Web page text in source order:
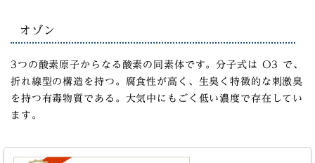
オゾン
3つの酸素原子からなる酸素の同素体です。分子式は O3 で、
折れ線型の構造を持つ。腐食性が高く、生臭く特徴的な刺激臭
を持つ有毒物質である。大気中にもごく低い濃度で存在してい
ます。